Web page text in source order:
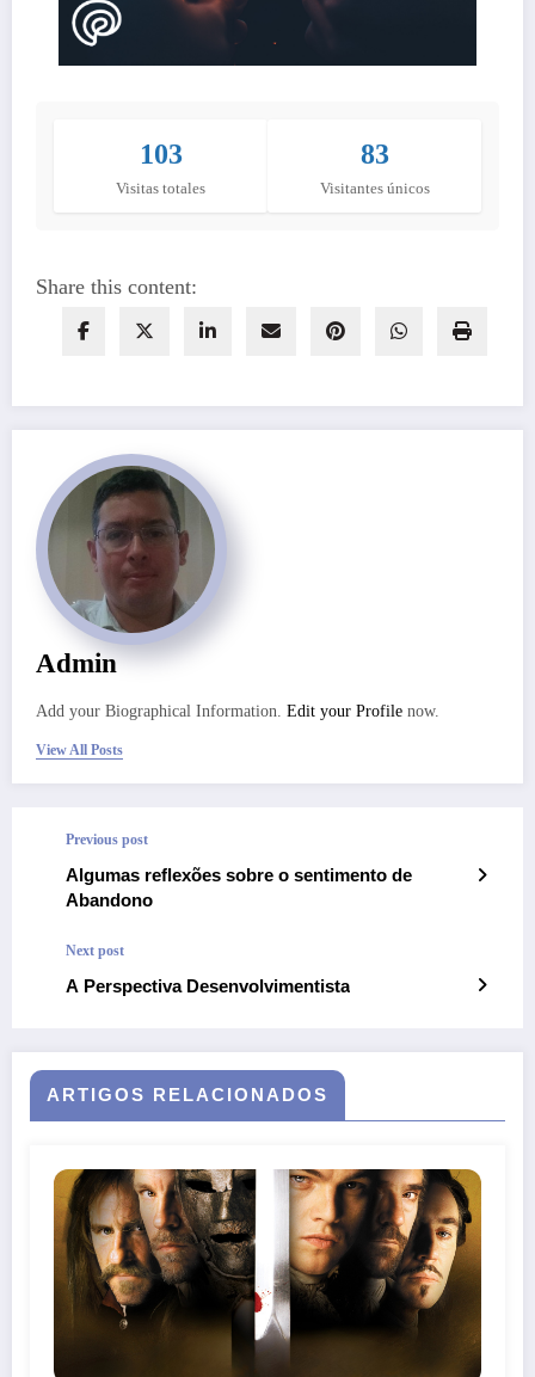
103
Visitas totales
83
Visitantes únicos
Share this content:
Admin
Add your Biographical Information. Edit your Profile now.
View All Posts
Previous post
Algumas reflexões sobre o sentimento de
Abandono
Next post
A Perspectiva Desenvolvimentista
ARTIGOS RELACIONADOS